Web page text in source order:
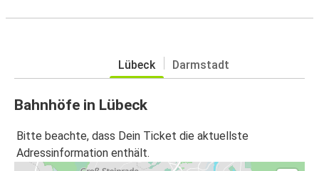
Lübeck Darmstadt
Bahnhöfe in Lübeck
Bitte beachte, dass Dein Ticket die aktuellste
Adressinformation enthält.